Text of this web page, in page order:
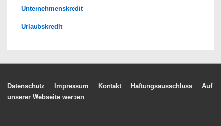
Unternehmenskredit
Urlaubskredit
Footer-
Datenschutz Impressum Kontakt Haftungsausschluss
Auf
unserer Webseite werben